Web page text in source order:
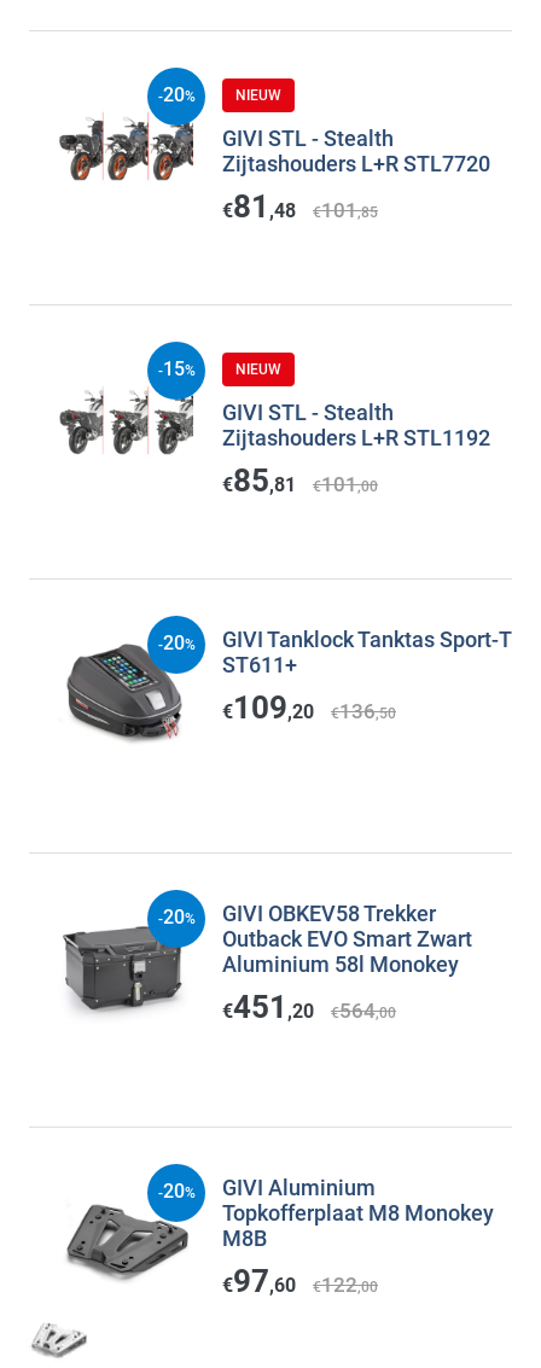
NIEUW
GIVI STL - Stealth
Zijtashouders L+R STL7720
€81 ,48 €101,85
-20%
NIEUW
GIVI STL - Stealth
Zijtashouders L+R STL1192
€85,81 €101,00
-15%
GIVI Tanklock Tanktas Sport-T
ST611+
€109,20 €136,50
-20%
GIVI OBKEV58 Trekker
Outback EVO Smart Zwart
Aluminium 58l Monokey
€451 ,20 €564,00
-20%
GIVI Aluminium
Topkofferplaat M8 Monokey
M8B
€97,60 €122,00
-20%